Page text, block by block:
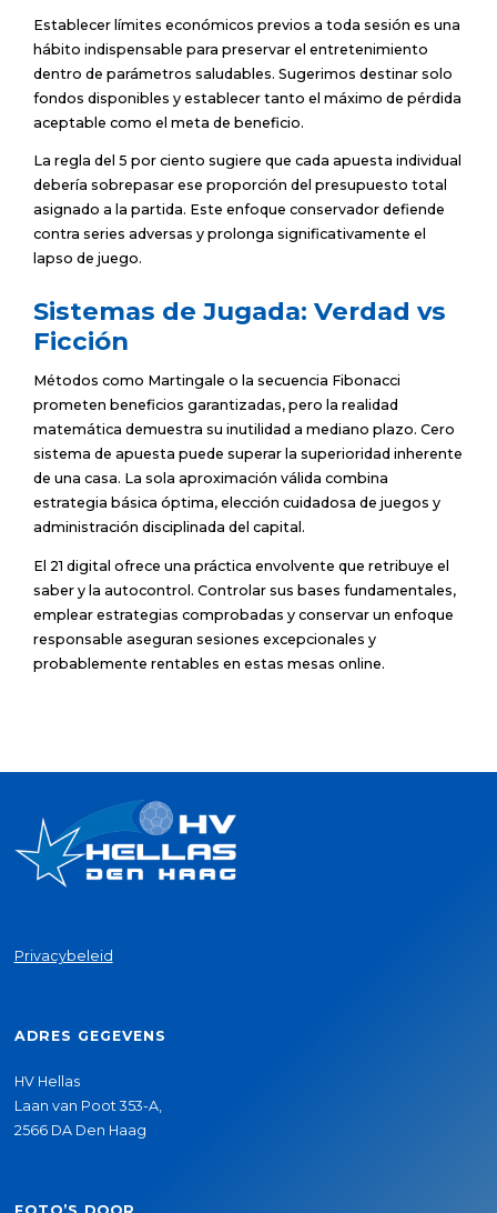
Establecer límites económicos previos a toda sesión es una
hábito indispensable para preservar el entretenimiento
dentro de parámetros saludables. Sugerimos destinar solo
fondos disponibles y establecer tanto el máximo de pérdida
aceptable como el meta de beneficio.
La regla del 5 por ciento sugiere que cada apuesta individual
debería sobrepasar ese proporción del presupuesto total
asignado a la partida. Este enfoque conservador defiende
contra series adversas y prolonga significativamente el
lapso de juego.
Sistemas de Jugada: Verdad vs
Ficción
Métodos como Martingale o la secuencia Fibonacci
prometen beneficios garantizadas, pero la realidad
matemática demuestra su inutilidad a mediano plazo. Cero
sistema de apuesta puede superar la superioridad inherente
de una casa. La sola aproximación válida combina
estrategia básica óptima, elección cuidadosa de juegos y
administración disciplinada del capital.
El 21 digital ofrece una práctica envolvente que retribuye el
saber y la autocontrol. Controlar sus bases fundamentales,
emplear estrategias comprobadas y conservar un enfoque
responsable aseguran sesiones excepcionales y
probablemente rentables en estas mesas online.
Privacybeleid
ADRES GEGEVENS
HV Hellas
Laan van Poot 353-A,
2566 DA Den Haag